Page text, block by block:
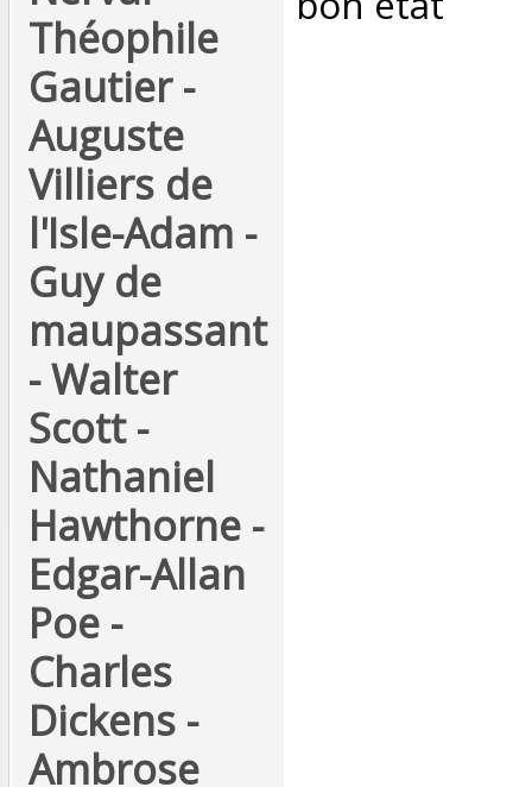
Théophile
Gautier -
Auguste
Villiers de
l'Isle-Adam -
Guy de
maupassant
- Walter
Scott -
Nathaniel
Hawthorne -
Edgar-Allan
Poe -
Charles
Dickens -
Ambrose